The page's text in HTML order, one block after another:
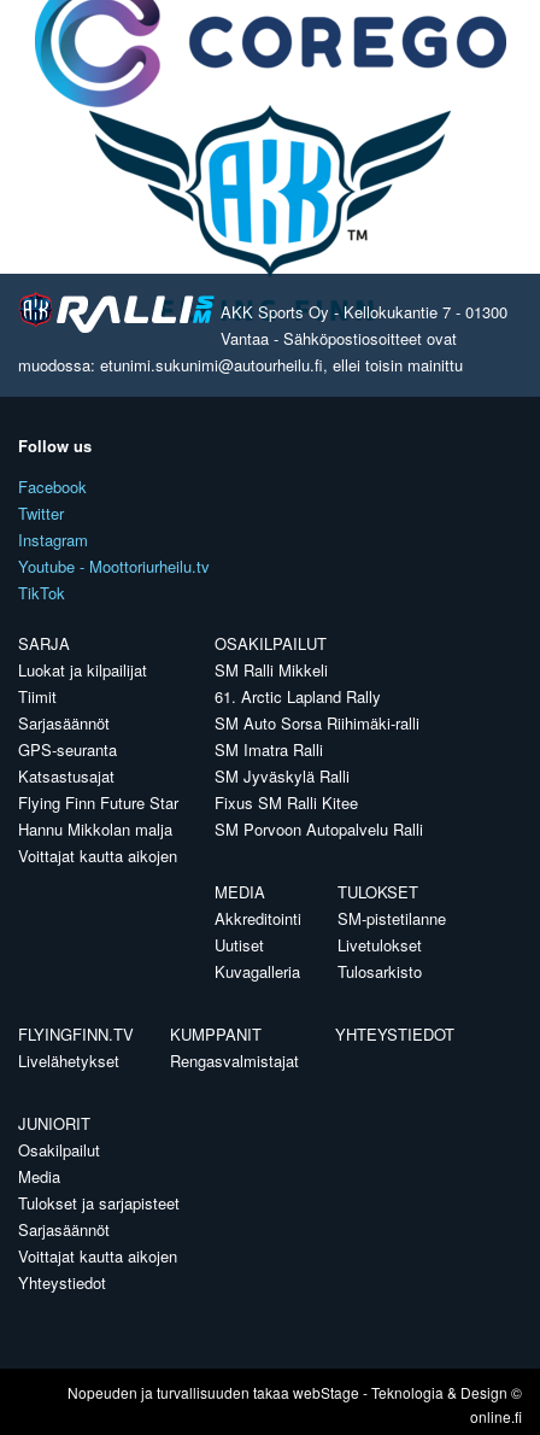
AKK Sports Oy - Kellokukantie 7 - 01300
Vantaa - Sähköpostiosoitteet ovat
muodossa: etunimi.sukunimi@autourheilu.fi, ellei toisin mainittu
Follow us
Facebook
Twitter
Instagram
Youtube - Moottoriurheilu.tv
TikTok
SARJA
Luokat ja kilpailijat
Tiimit
Sarjasäännöt
GPS-seuranta
Katsastusajat
Flying Finn Future Star
Hannu Mikkolan malja
Voittajat kautta aikojen
OSAKILPAILUT
SM Ralli Mikkeli
61. Arctic Lapland Rally
SM Auto Sorsa Riihimäki-ralli
SM Imatra Ralli
SM Jyväskylä Ralli
Fixus SM Ralli Kitee
SM Porvoon Autopalvelu Ralli
MEDIA
Akkreditointi
Uutiset
Kuvagalleria
TULOKSET
SM-pistetilanne
Livetulokset
Tulosarkisto
FLYINGFINN.TV
Livelähetykset
KUMPPANIT
Rengasvalmistajat
YHTEYSTIEDOT
JUNIORIT
Osakilpailut
Media
Tulokset ja sarjapisteet
Sarjasäännöt
Voittajat kautta aikojen
Yhteystiedot
Nopeuden ja turvallisuuden takaa webStage- Teknologia & Design ©
online.fi